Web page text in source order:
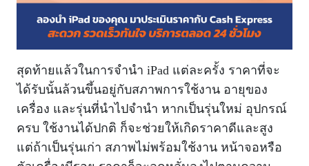
สุดท้ายแล้วในการจำนำ iPad แต่ละครั้ง ราคาที่จะ
ได้รับนั้นล้วนขึ้นอยู่กับสภาพการใช้งาน อายุของ
เครื่อง และรุ่นที่นำไปจำนำ หากเป็นรุ่นใหม่ อุปกรณ์
ครบ ใช้งานได้ปกติ ก็จะช่วยให้เกิดราคาดีและสูง
แต่ถ้าเป็นรุ่นเก่า สภาพไม่พร้อมใช้งาน หน้าจอหรือ